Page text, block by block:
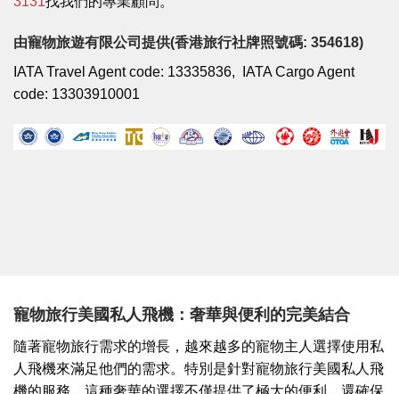
由寵物旅遊有限公司提供(香港旅行社牌照號碼: 354618)
IATA Travel Agent code: 13335836, IATA Cargo Agent
code: 13303910001
寵物旅行美國私人飛機：奢華與便利的完美結合
隨著寵物旅行需求的增長，越來越多的寵物主人選擇使用私
人飛機來滿足他們的需求。特別是針對寵物旅行美國私人飛
機的服務，這種奢華的選擇不僅提供了極大的便利，還確保